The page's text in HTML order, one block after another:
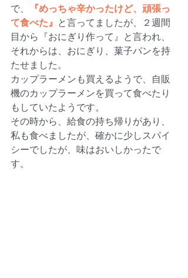
で、
『めっちゃ辛かったけど、頑張っ
て食べた』
と言ってましたが、２週間
目から『おにぎり作って』と言われ、
それからは、おにぎり、菓子パンを持
たせました。
カップラーメンも買えるようで、自販
機のカップラーメンを買って食べたり
もしていたようです。
その時から、給食の持ち帰りがあり、
私も食べましたが、確かに少しスパイ
シーでしたが、味はおいしかったで
す。